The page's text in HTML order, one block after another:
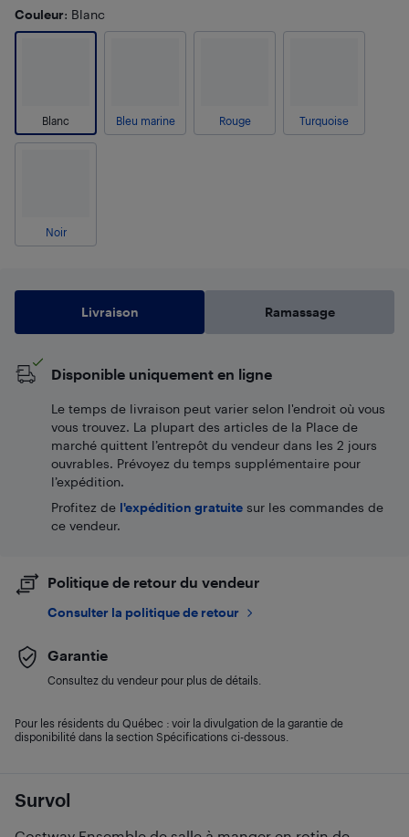
Survol
Couleur: Blanc
Blanc Bleu marine Rouge Turquoise
Noir
Livraison Ramassage
Disponible uniquement en ligne
Le temps de livraison peut varier selon l'endroit où vous
vous trouvez. La plupart des articles de la Place de
marché quittent l’entrepôt du vendeur dans les 2 jours
ouvrables. Prévoyez du temps supplémentaire pour
l’expédition.
Profitez de l'expédition gratuite sur les commandes de
ce vendeur.
Politique de retour du vendeur
Consulter la politique de retour
Garantie
Consultez du vendeur pour plus de détails.
Pour les résidents du Québec : voir la divulgation de la garantie de
disponibilité dans la section Spécifications ci-dessous.